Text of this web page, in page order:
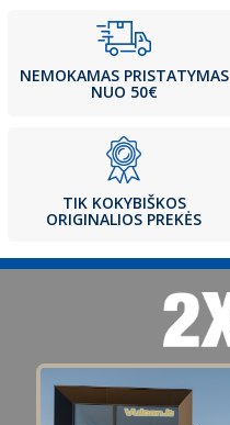
NEMOKAMAS PRISTATYMAS
NUO 50€
TIK KOKYBIŠKOS
ORIGINALIOS PREKĖS